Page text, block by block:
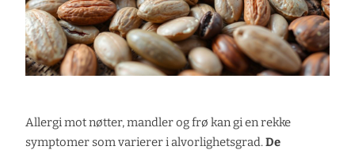
Allergi mot nøtter, mandler og frø kan gi en rekke
symptomer som varierer i alvorlighetsgrad. De